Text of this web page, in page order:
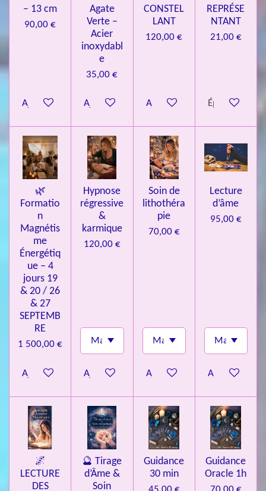
l
– 13 cm
90,00 €
Ajouter au panier
Agate
Verte –
Acier
inoxydabl
e
35,00 €
Ajouter au panier
CONSTEL
LANT
120,00 €
Ajouter au panier
REPRÉSE
NTANT
21,00 €
Épuisé
🌿
Formatio
n
Magnétis
me
Énergétiq
ue – 4
jours 19
& 20 / 26
& 27
SEPTEMB
RE
1 500,00 €
Ajouter au panier
Hypnose
régressive
&
karmique
120,00 €
Ajouter au panier
Soin de
lithothéra
pie
70,00 €
Ajouter au panier
Lecture
d’âme
95,00 €
Ajouter au
🌌
LECTURE
DES
🔮 Tirage
d’Âme &
Soin
Guidance
30 min
Guidance
Oracle 1h